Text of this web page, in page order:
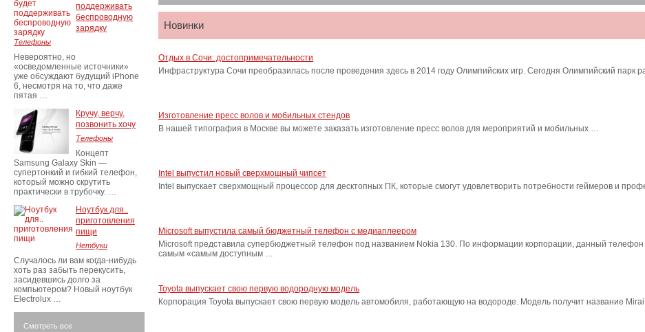
Новинки
Отдых в Сочи: достопримечательности
Инфраструктура Сочи преобразилась после проведения здесь в 2014 году Олимпийских игр. Сегодня Олимпийский парк
Изготовление пресс волов и мобильных стендов
В нашей типография в Москве вы можете заказать изготовление пресс волов для мероприятий и мобильных …
Intel выпустил новый сверхмощный чипсет
Intel выпускает сверхмощный процессор для десктопных ПК, которые смогут удовлетворить потребности геймеров и
Microsoft выпустила самый бюджетный телефон с медиаплеером
Microsoft представила супербюджетный телефон под названием Nokia 130. По информации корпорации, данный телефон
самым «самым доступным …
Toyota выпускает свою первую водородную модель
Корпорация Toyota выпускает свою первую модель автомобиля, работающую на водороде. Модель получит название
поддерживать
беспроводную
зарядку
Телефоны
Невероятно, но
«осведомленные источники»
уже обсуждают будущий iPhone
6, несмотря на то, что даже
пятая …
Кручу, верчу,
позвонить хочу
Телефоны
Концепт
Samsung Galaxy Skin —
супертонкий и гибкий телефон,
который можно скрутить
практически в трубочку. …
Ноутбук для..
приготовления
пищи
Нетбуки
Случалось ли вам когда-нибудь
хоть раз забыть перекусить,
засидевшись долго за
компьютером? Новый ноутбук
Electrolux …
Смотреть все